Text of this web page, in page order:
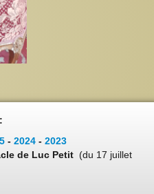
-2024 -2023
de Luc Petit(du 17 juillet